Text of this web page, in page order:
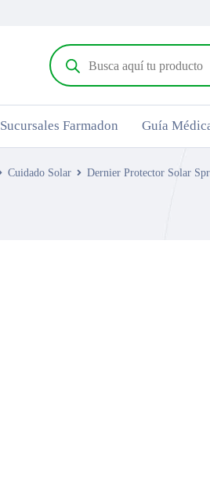
Sucursales Farmadon Guía
Cuidado Solar Dernier Protector Solar